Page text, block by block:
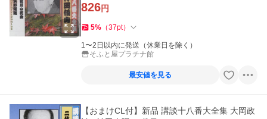
826円
5% （37pt）
1〜2日以内に発送（休業日を除く）
そふと屋プラチナ館
最安値を見る
【おまけCL付】新品 講談十八番大全集 大岡政